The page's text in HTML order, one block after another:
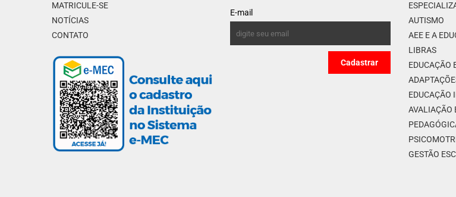
MATRICULE-SE
NOTÍCIAS
CONTATO
E-mail
AUTISMO
AEE E A
LIBRAS
EDUCAÇÃO
EDUCAÇÃO
AVALIAÇÃO
GESTÃO